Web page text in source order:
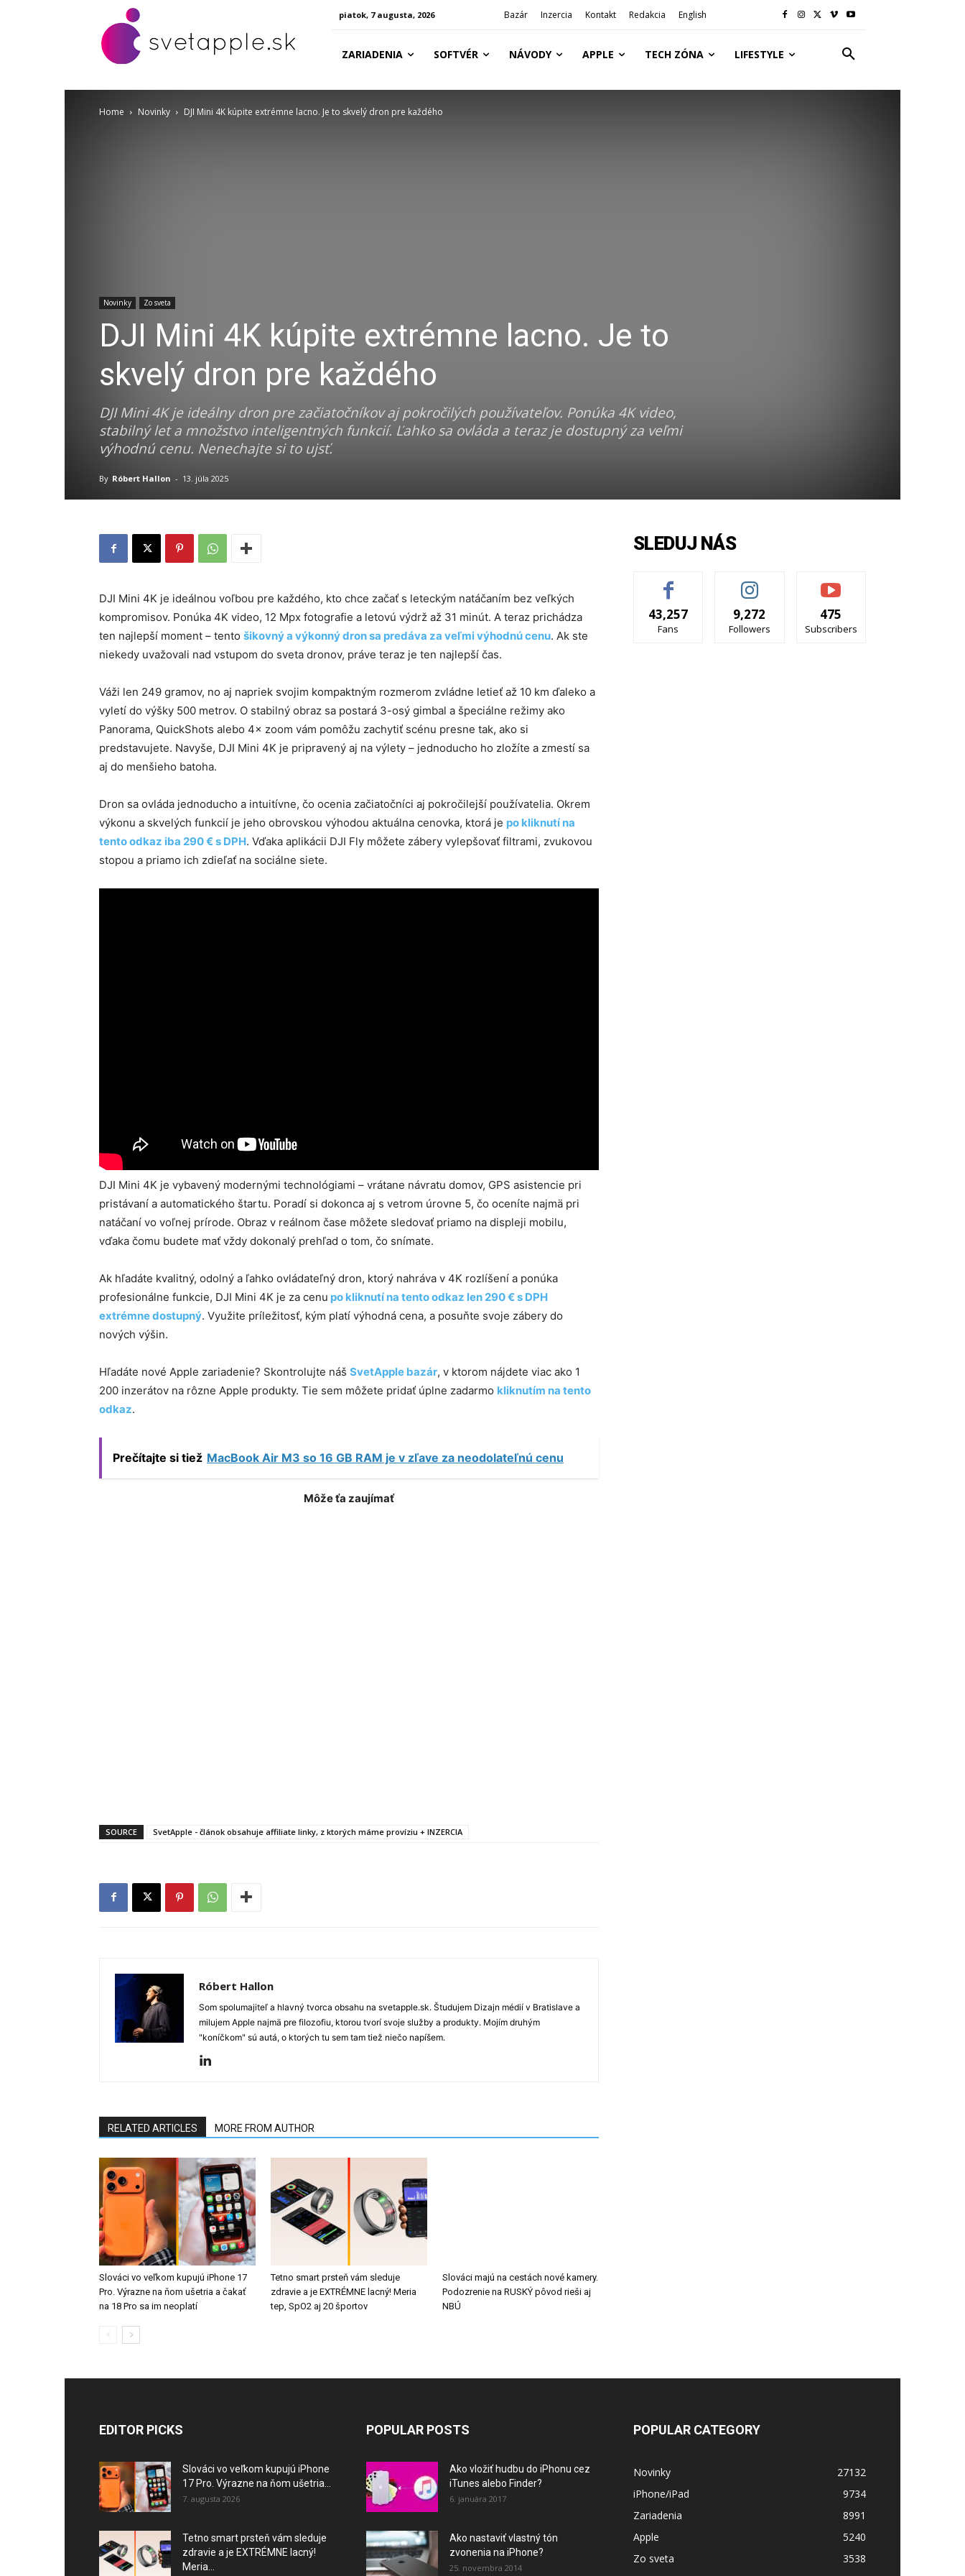
piatok, 7 augusta, 2026 Bazár Inzercia Kontakt Redakcia English
ZARIADENIA SOFTVÉR NÁVODY APPLE TECH ZÓNA LIFESTYLE
Home Novinky DJI Mini 4K kúpite extrémne lacno. Je to skvelý dron pre každého
Novinky Zo sveta
DJI Mini 4K kúpite extrémne lacno. Je to
skvelý dron pre každého
DJI Mini 4K je ideálny dron pre začiatočníkov aj pokročilých používateľov. Ponúka 4K video,
stabilný let a množstvo inteligentných funkcií. Ľahko sa ovláda a teraz je dostupný za veľmi
výhodnú cenu. Nenechajte si to ujsť.
By Róbert Hallon - 13. júla 2025
DJI Mini 4K je ideálnou voľbou pre každého, kto chce začať s leteckým natáčaním bez veľkých
kompromisov. Ponúka 4K video, 12 Mpx fotografie a letovú výdrž až 31 minút. A teraz prichádza
ten najlepší moment – tento šikovný a výkonný dron sa predáva za veľmi výhodnú cenu. Ak ste
niekedy uvažovali nad vstupom do sveta dronov, práve teraz je ten najlepší čas.
Váži len 249 gramov, no aj napriek svojim kompaktným rozmerom zvládne letieť až 10 km ďaleko a
vyletí do výšky 500 metrov. O stabilný obraz sa postará 3-osý gimbal a špeciálne režimy ako
Panorama, QuickShots alebo 4× zoom vám pomôžu zachytiť scénu presne tak, ako si
predstavujete. Navyše, DJI Mini 4K je pripravený aj na výlety – jednoducho ho zložíte a zmestí sa
aj do menšieho batoha.
Dron sa ovláda jednoducho a intuitívne, čo ocenia začiatočníci aj pokročilejší používatelia. Okrem
výkonu a skvelých funkcií je jeho obrovskou výhodou aktuálna cenovka, ktorá je po kliknutí na
tento odkaz iba 290 € s DPH. Vďaka aplikácii DJI Fly môžete zábery vylepšovať filtrami, zvukovou
stopou a priamo ich zdieľať na sociálne siete.
DJI Mini 4K je vybavený modernými technológiami – vrátane návratu domov, GPS asistencie pri
pristávaní a automatického štartu. Poradí si dokonca aj s vetrom úrovne 5, čo oceníte najmä pri
natáčaní vo voľnej prírode. Obraz v reálnom čase môžete sledovať priamo na displeji mobilu,
vďaka čomu budete mať vždy dokonalý prehľad o tom, čo snímate.
Ak hľadáte kvalitný, odolný a ľahko ovládateľný dron, ktorý nahráva v 4K rozlíšení a ponúka
profesionálne funkcie, DJI Mini 4K je za cenu po kliknutí na tento odkaz len 290 € s DPH
extrémne dostupný. Využite príležitosť, kým platí výhodná cena, a posuňte svoje zábery do
nových výšin.
Hľadáte nové Apple zariadenie? Skontrolujte náš SvetApple bazár, v ktorom nájdete viac ako 1
200 inzerátov na rôzne Apple produkty. Tie sem môžete pridať úplne zadarmo kliknutím na tento
odkaz.
Prečítajte si tiež MacBook Air M3 so 16 GB RAM je v zľave za neodolateľnú cenu
Môže ťa zaujímať
SOURCE SvetApple - článok obsahuje affiliate linky, z ktorých máme províziu + INZERCIA
Róbert Hallon
Som spolumajiteľ a hlavný tvorca obsahu na svetapple.sk. Študujem Dizajn médií v Bratislave a
milujem Apple najmä pre filozofiu, ktorou tvorí svoje služby a produkty. Mojím druhým
"koníčkom" sú autá, o ktorých tu sem tam tiež niečo napíšem.
RELATED ARTICLES MORE FROM AUTHOR
Slováci vo veľkom kupujú iPhone 17
Pro. Výrazne na ňom ušetria a čakať
na 18 Pro sa im neoplatí
Tetno smart prsteň vám sleduje
zdravie a je EXTRÉMNE lacný! Meria
tep, SpO2 aj 20 športov
Slováci majú na cestách nové kamery.
Podozrenie na RUSKÝ pôvod rieši aj
NBÚ
SLEDUJ NÁS
43,257
Fans
9,272
Followers
475
Subscribers
EDITOR PICKS
Slováci vo veľkom kupujú iPhone
17 Pro. Výrazne na ňom ušetria...
7. augusta 2026
Tetno smart prsteň vám sleduje
zdravie a je EXTRÉMNE lacný!
Meria...
POPULAR POSTS
Ako vložiť hudbu do iPhonu cez
iTunes alebo Finder?
6. januára 2017
Ako nastaviť vlastný tón
zvonenia na iPhone?
25. novembra 2014
POPULAR CATEGORY
Novinky
27132
iPhone/iPad
9734
Zariadenia
8991
Apple
5240
Zo sveta
3538